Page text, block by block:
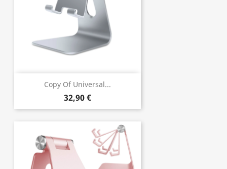
Copy Of Universal...
32,90 €